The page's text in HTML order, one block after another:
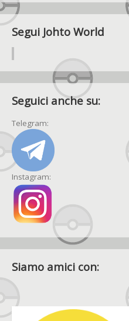
Segui Johto World
Seguici anche su:
Telegram:
Instagram:
Siamo amici con: